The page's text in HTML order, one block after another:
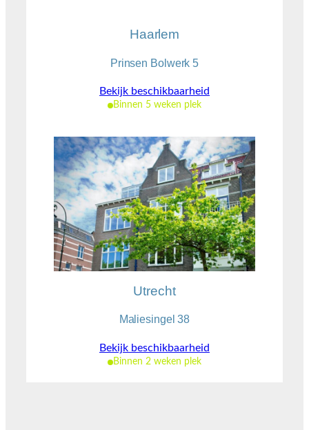
Haarlem
Prinsen Bolwerk 5
Bekijk beschikbaarheid
Binnen 5 weken plek
Utrecht
Maliesingel 38
Bekijk beschikbaarheid
Binnen 2 weken plek